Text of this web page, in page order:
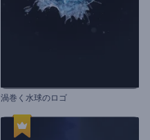
渦巻く水球のロゴ